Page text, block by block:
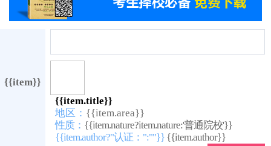
{{item}}
{{item.title}}
地区： {{item.area}}
性质： {{item.nature?item.nature:'普通院校'}}
{{item.author?"认证：":""}} {{item.author}}